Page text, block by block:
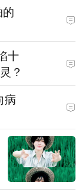
十
？
病